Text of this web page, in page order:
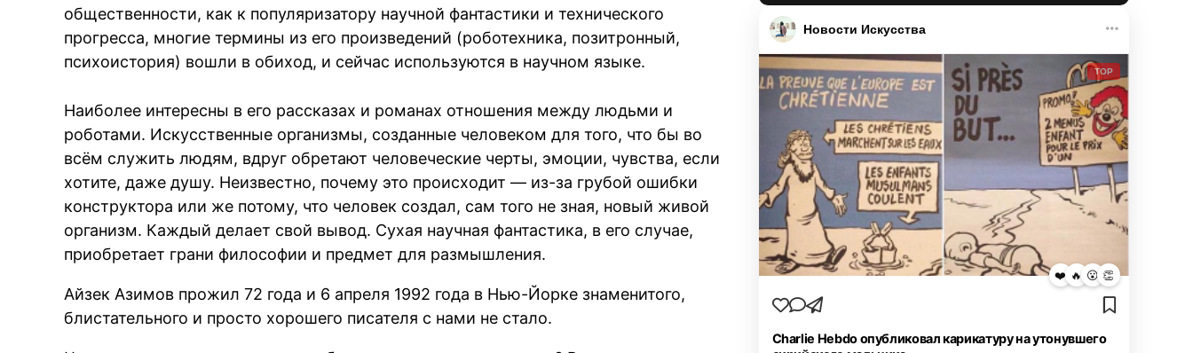
общественности, как к популяризатору научной фантастики и технического
прогресса, многие термины из его произведений (роботехника, позитронный,
психоистория) вошли в обиход, и сейчас используются в научном языке.
Наиболее интересны в его рассказах и романах отношения между людьми и
роботами. Искусственные организмы, созданные человеком для того, что бы во
всём служить людям, вдруг обретают человеческие черты, эмоции, чувства, если
хотите, даже душу. Неизвестно, почему это происходит — из-за грубой ошибки
конструктора или же потому, что человек создал, сам того не зная, новый живой
организм. Каждый делает свой вывод. Сухая научная фантастика, в его случае,
приобретает грани философии и предмет для размышления.
Айзек Азимов прожил 72 года и 6 апреля 1992 года в Нью-Йорке знаменитого,
блистательного и просто хорошего писателя с нами не стало.
Новости Искусства
TOP
❤️ 🔥 😮 👏
Charlie Hebdo опубликовал карикатуру на утонувшего